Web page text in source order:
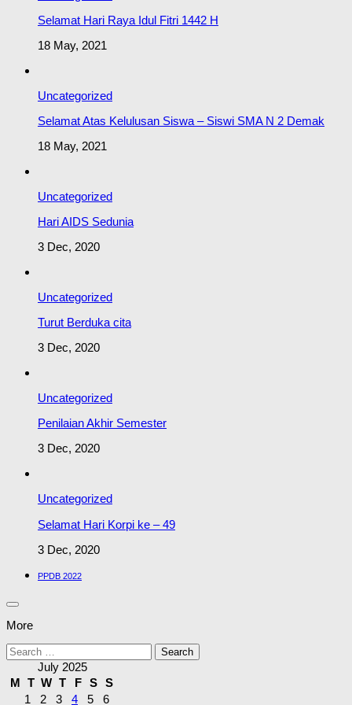
Selamat Hari Raya Idul Fitri 1442 H
18 May, 2021
Uncategorized
Selamat Atas Kelulusan Siswa – Siswi SMA N 2 Demak
18 May, 2021
Uncategorized
Hari AIDS Sedunia
3 Dec, 2020
Uncategorized
Turut Berduka cita
3 Dec, 2020
Uncategorized
Penilaian Akhir Semester
3 Dec, 2020
Uncategorized
Selamat Hari Korpi ke – 49
3 Dec, 2020
PPDB 2022
More
Search
for:
July 2025
M T W T F S S
1
2 3 4 5 6